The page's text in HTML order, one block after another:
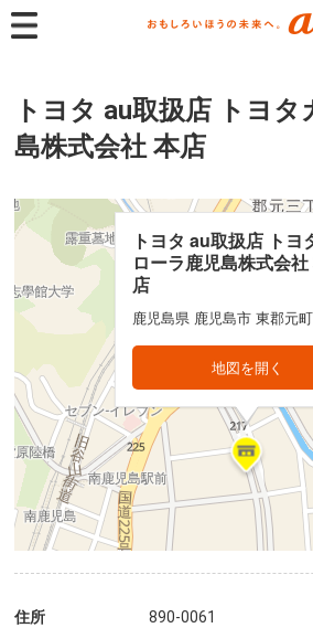
トヨタ au取扱店 トヨ
島株式会社 本店
トヨタ au取扱店 トヨ
ローラ鹿児島株式会
店
鹿児島県 鹿児島市 東郡元
地図を開く
トヨタ au取扱店 トヨ
ローラ鹿児島株式会
店
鹿児島県 鹿児島市 東郡元
地図を開く
住所
890-0061